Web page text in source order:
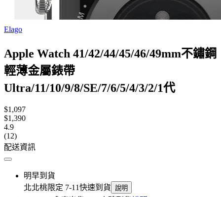
Elago
Apple Watch 41/42/44/45/46/49mm不鏽鋼
輕薄金屬錶帶
Ultra/11/10/9/8/SE/7/6/5/4/3/2/1代
$1,097
$1,390
4.9
(12)
配送資訊
明早到貨
北北桃限定 7-11快速到貨 說明